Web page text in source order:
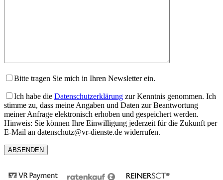
Bitte tragen Sie mich in Ihren Newsletter ein.
Ich habe die Datenschutzerklärung zur Kenntnis genommen. Ich
stimme zu, dass meine Angaben und Daten zur Beantwortung
meiner Anfrage elektronisch erhoben und gespeichert werden.
Hinweis: Sie können Ihre Einwilligung jederzeit für die Zukunft per
E-Mail an datenschutz@vr-dienste.de widerrufen.